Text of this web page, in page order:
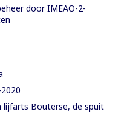
door IMEAO-2-
lijfarts Bouterse, de spuit